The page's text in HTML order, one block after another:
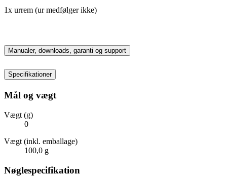
1x urrem (ur medfølger ikke)
Manualer, downloads, garanti og support
Specifikationer
Mål og vægt
Vægt (g)
0
Vægt (inkl. emballage)
100,0 g
Nøglespecifikation